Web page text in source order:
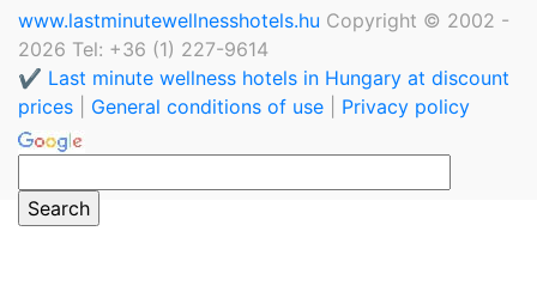
www.lastminutewellnesshotels.hu Copyright © 2002 -
2026 Tel: +36 (1) 227-9614
✔️ Last minute wellness hotels in Hungary at discount
prices
General conditions of use Privacy policy